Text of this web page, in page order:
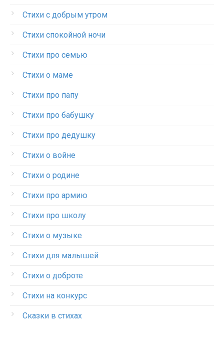
Стихи с добрым утром
Стихи спокойной ночи
Стихи про семью
Стихи о маме
Стихи про папу
Стихи про бабушку
Стихи про дедушку
Стихи о войне
Стихи о родине
Стихи про армию
Стихи про школу
Стихи о музыке
Стихи для малышей
Стихи о доброте
Стихи на конкурс
Сказки в стихах